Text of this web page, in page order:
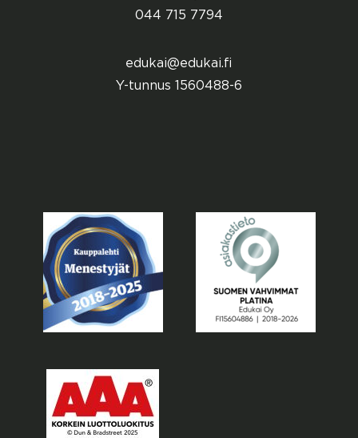
044 715 7794
edukai@edukai.fi
Y-tunnus 1560488-6